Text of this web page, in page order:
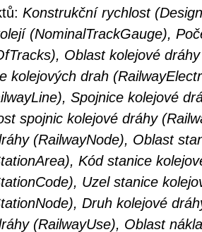
Konstrukční rychlost
(NominalTrackGauge),
Oblast kolejové
kolejových drah
Spojnice kolejové
spojnic kolejové dráhy
(RailwayNode), Oblast
Kód stanice
Uzel stanice
Druh kolejové
(RailwayUse), Oblast